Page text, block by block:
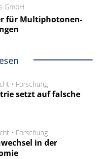
GmbH
für Multiphotonen-
• Forschung
setzt auf falsche
• Forschung
in der